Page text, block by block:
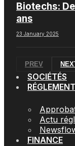
Biotechs:
ans
23 January 2025
PREV
SOCIÉTÉS
Actu
FINANCE